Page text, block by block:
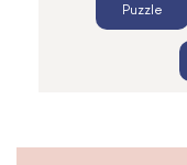
Puzzle